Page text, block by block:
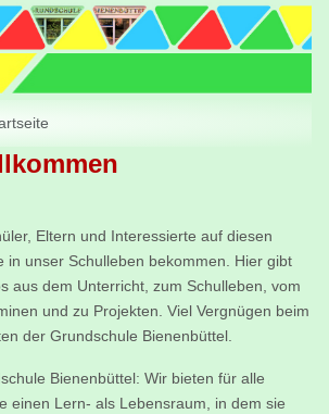
Eltern und Interessierte auf diesen
in unser Schulleben bekommen. Hier gibt
aus dem Unterricht, zum Schulleben, vom
und zu Projekten. Viel Vergnügen beim
der Grundschule Bienenbüttel.
Bienenbüttel: Wir bieten für alle
einen Lern- als Lebensraum, in dem sie